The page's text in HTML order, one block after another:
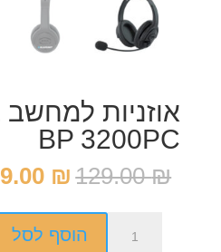
BP 3200PC
129.00₪ המחיר
היה:
129.00 ₪.
₪
הוסף לסל